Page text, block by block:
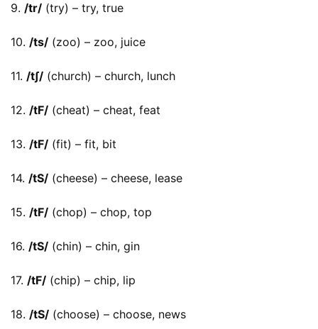
9. /tr/ (try) – try, true
10. /ts/ (zoo) – zoo, juice
11. /t∫/ (church) – church, lunch
12. /tF/ (cheat) – cheat, feat
13. /tF/ (fit) – fit, bit
14. /tS/ (cheese) – cheese, lease
15. /tF/ (chop) – chop, top
16. /tS/ (chin) – chin, gin
17. /tF/ (chip) – chip, lip
18. /tS/ (choose) – choose, news